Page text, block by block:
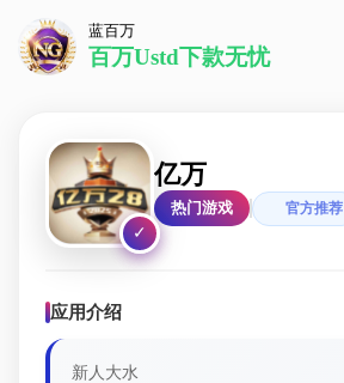
蓝百万
百万Ustd下款无忧
✓
亿万
热门游戏 官方推荐
应用介绍
新人大水